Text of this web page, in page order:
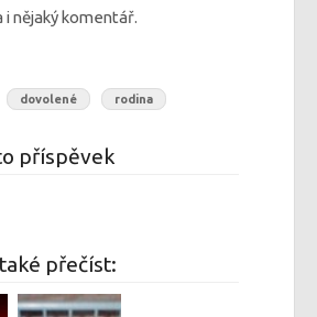
nějaký komentář.
dovolené rodina
příspěvek
přečíst: